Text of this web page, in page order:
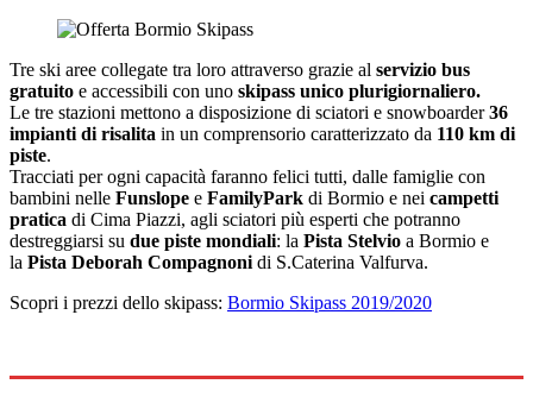
Tre ski aree collegate tra loro attraverso grazie al servizio bus
gratuito e accessibili con uno skipass unico plurigiornaliero.
Le tre stazioni mettono a disposizione di sciatori e snowboarder36
impianti di risalita in un comprensorio caratterizzato da 110 km di
piste.
Tracciati per ogni capacità faranno felici tutti, dalle famiglie con
bambini nelle Funslope e FamilyPark di Bormio e nei campetti
pratica di Cima Piazzi, agli sciatori più esperti che potranno
destreggiarsi su due piste mondiali: la Pista Stelvio a Bormio e
la Pista Deborah Compagnoni di S.Caterina Valfurva.
Scopri i prezzi dello skipass: Bormio Skipass 2019/2020